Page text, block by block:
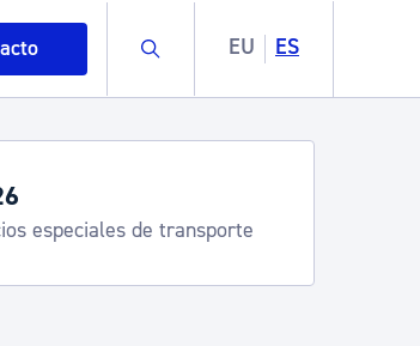
Buscar EU ES
especiales de transporte